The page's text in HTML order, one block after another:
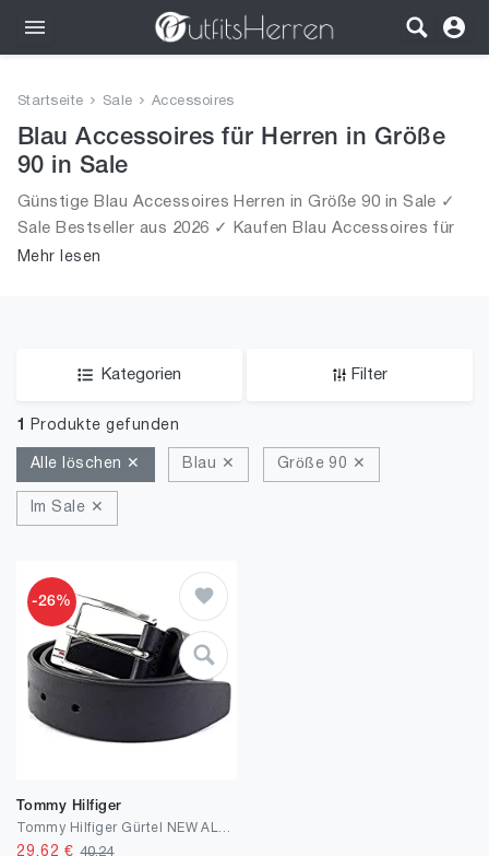
Bekleidung
Schuhe
Startseite Sale Accessoires
Blau Accessoires für Herren in Größe
90 in Sale
Günstige Blau Accessoires Herren in Größe 90 in Sale ✓
Sale Bestseller aus 2026 ✓ Kaufen Blau Accessoires für
Männer in Größe 90 in Sale!
Mehr lesen
Kategorien Filter
1 Produkte gefunden
Alle löschen ✕ Blau ✕ Größe 90 ✕
Im Sale ✕
-26%
Tommy Hilfiger
29.62 €40.24